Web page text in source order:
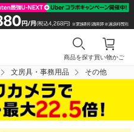
買い物かご
商品を探す
文房具・事務用品 その他